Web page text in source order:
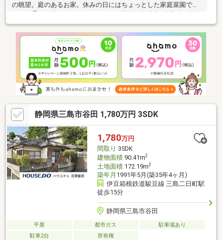
の眺望。庭のあるお家。休みの日にはちょっとした家庭菜園でも♪
静岡県三島市谷田 1,780万円 3SDK
1,780万円
間取り 3SDK
建物面積90.41m2
土地面積172.19m2
築年月 1991年5月(築35年4ヶ月)
伊豆箱根鉄道駿豆線 三島二日町駅
徒歩15分
静岡県三島市谷田
平屋 都市ガス
駐車場あり
駐車2台
所有権